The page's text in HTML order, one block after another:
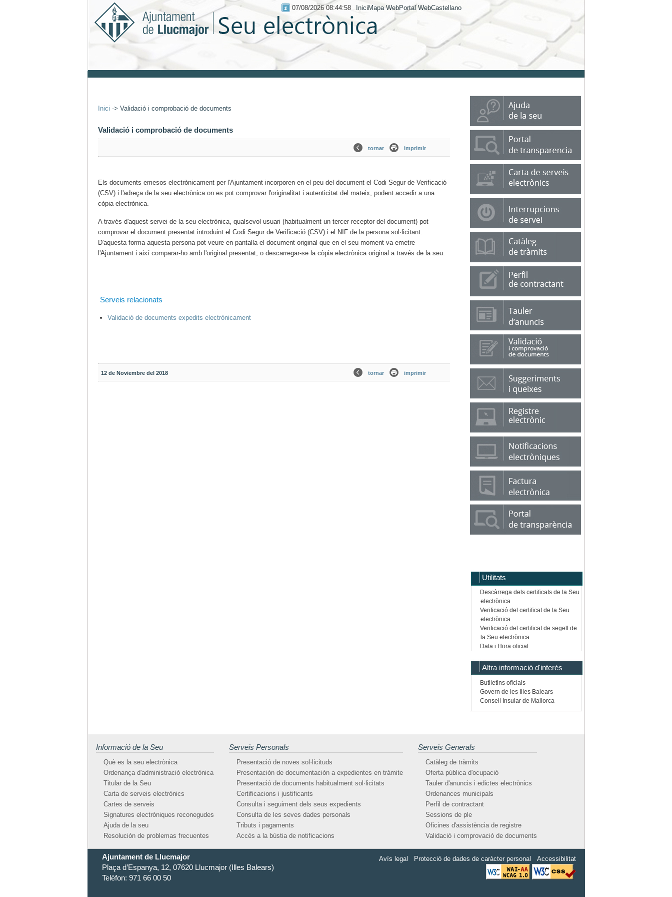
07/08/2026 08:44:59 Inici Mapa WebPortal WebCastellano
Inici -> Validació i comprobació de documents
Validació i comprobació de documents
tornar imprimir
Els documents emesos electrònicament per l'Ajuntament incorporen en el peu del document el Codi Segur de Verificació
(CSV) i l'adreça de la seu electrònica on es pot comprovar l'originalitat i autenticitat del mateix, podent accedir a una
còpia electrònica.
A través d'aquest servei de la seu electrònica, qualsevol usuari (habitualment un tercer receptor del document) pot
comprovar el document presentat introduint el Codi Segur de Verificació (CSV) i el NIF de la persona sol·licitant.
D'aquesta forma aquesta persona pot veure en pantalla el document original que en el seu moment va emetre
l'Ajuntament i així comparar-ho amb l'original presentat, o descarregar-se la còpia electrònica original a través de la seu.
Serveis relacionats
Validació de documents expedits electrònicament
12 de Noviembre del 2018 tornar imprimir
Utilitats
Descàrrega dels certificats de la Seu
electrònica
Verificació del certificat de la Seu
electrònica
Verificació del certificat de segell de
la Seu electrònica
Data i Hora oficial
Altra informació d'interés
Butlletins oficials
Govern de les Illes Balears
Consell Insular de Mallorca
Informació de la Seu
Què es la seu electrònica
Ordenança d'administració electrònica
Titular de la Seu
Carta de serveis electrònics
Cartes de serveis
Signatures electròniques reconegudes
Ajuda de la seu
Resolución de problemas frecuentes
Serveis Personals
Presentació de noves sol·licituds
Presentación de documentación a expedientes en trámite
Presentació de documents habitualment sol·licitats
Certificacions i justificants
Consulta i seguiment dels seus expedients
Consulta de les seves dades personals
Tributs i pagaments
Accés a la bústia de notificacions
Serveis Generals
Catàleg de tràmits
Oferta pública d'ocupació
Tauler d'anuncis i edictes electrònics
Ordenances municipals
Perfil de contractant
Sessions de ple
Oficines d'assistència de registre
Validació i comprovació de documents
Ajuntament de Llucmajor
Plaça d’Espanya, 12, 07620 Llucmajor (Illes Balears)
Telèfon: 971 66 00 50
Avís legal Protecció de dades de caràcter personal Accessibilitat